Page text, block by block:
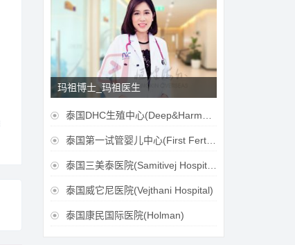
玛祖博士_玛祖医生
 泰国DHC生殖中心(Deep&Harmonicare IVF Center)
 泰国第一试管婴儿中心(First Fertilily PGS Center Limitied)
 泰国三美泰医院(Samitivej Hospital)
 泰国威它尼医院(Vejthani Hospital)
 泰国康民国际医院(Holman)